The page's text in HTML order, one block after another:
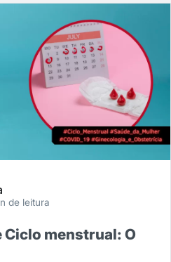
de leitura
Ciclo menstrual: O